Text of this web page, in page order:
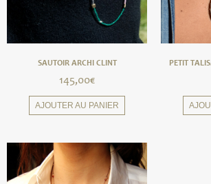
SAUTOIR ARCHI CLINT
145,00€
AJOUTER AU PANIER
PETIT